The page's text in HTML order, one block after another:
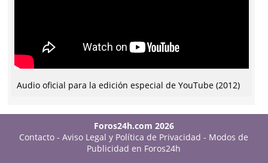
Audio oficial para la edición especial de YouTube (2012)
Foros24h.com 2026
Contacto -Aviso Legal y Política de Privacidad - Modos de
Publicidad en Foros24h